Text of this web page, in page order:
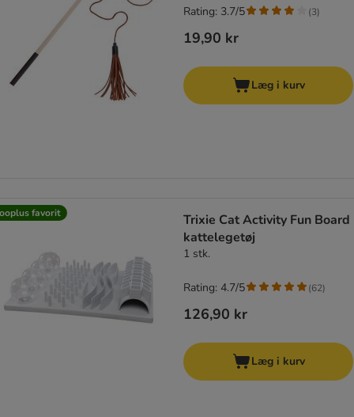
19,90 kr
Rating: 3.7/5 (3)
Læg i kurv
favorit
Trixie Cat Activity Fun Board
kattelegetøj
1 stk.
126,90 kr
Rating: 4.7/5 (62)
Læg i kurv